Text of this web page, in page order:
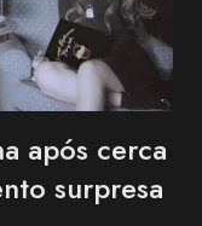
após cerca
surpresa